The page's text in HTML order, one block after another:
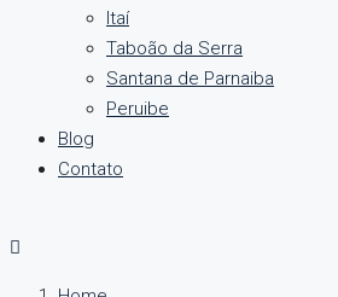
Itaí
Taboão da Serra
Santana de Parnaiba
Peruibe
Blog
Contato